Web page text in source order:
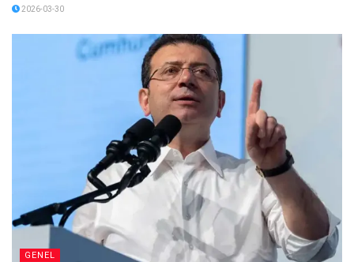
2026-03-30
GENEL